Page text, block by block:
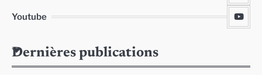
Youtube
Dernières publications